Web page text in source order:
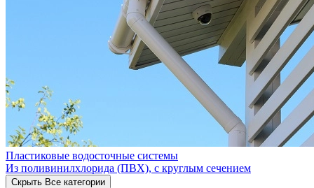
Пластиковые водосточные системы
Из поливинилхлорида (ПВХ), с круглым сечением
Скрыть Все категории